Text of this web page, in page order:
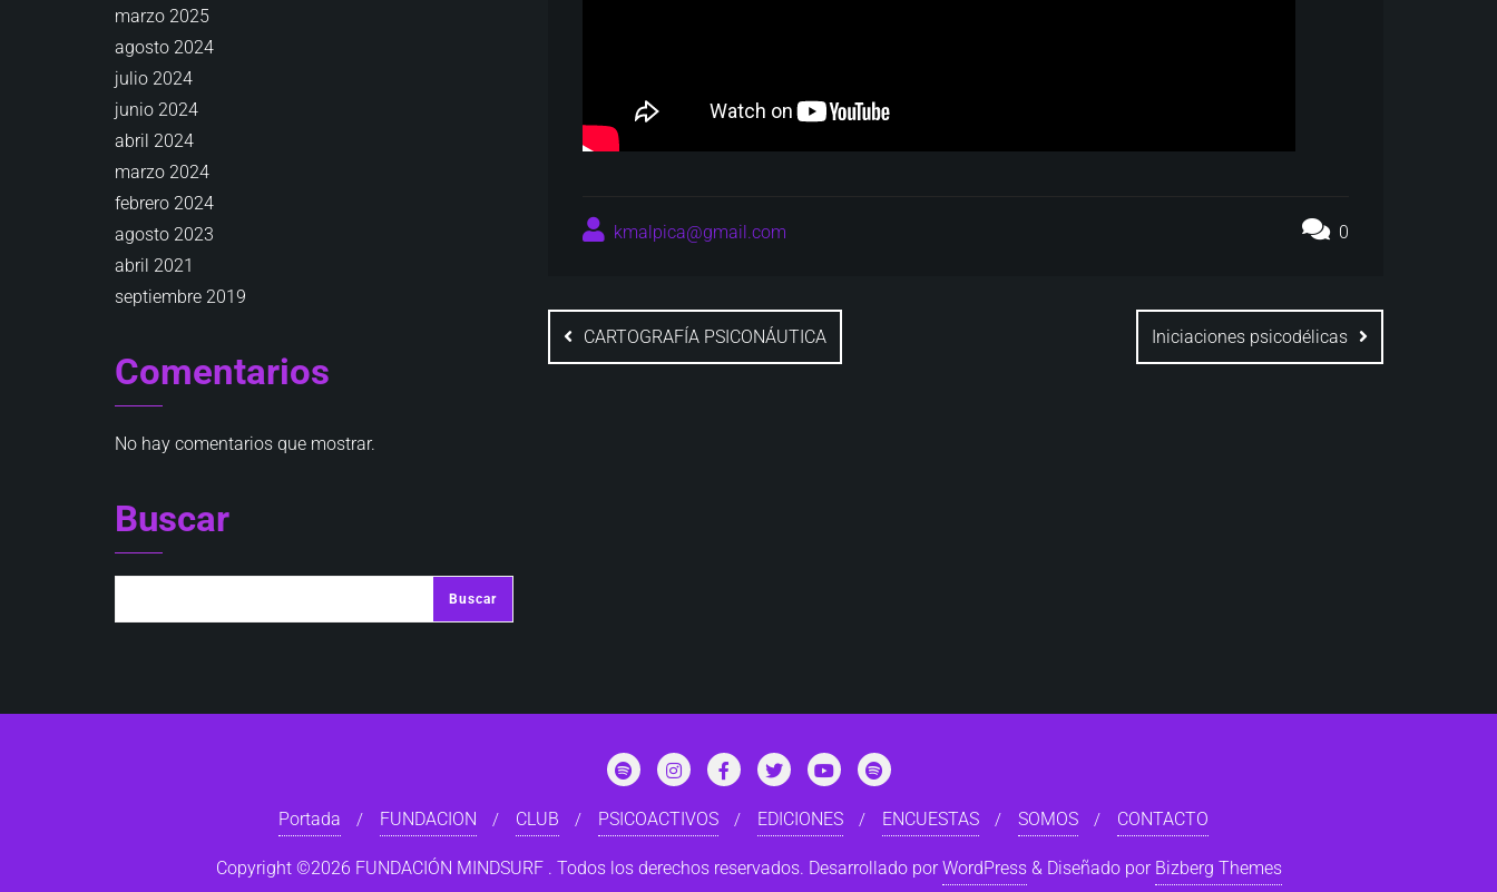
kmalpica@gmail.com 0
Navegación
deCARTOGRAFÍA PSICONÁUTICA Iniciaciones psicodélicas
marzo 2025
agosto 2024
julio 2024
junio 2024
abril 2024
marzo 2024
febrero 2024
agosto 2023
abril 2021
septiembre 2019
Comentarios
No hay comentarios que mostrar.
Buscar
Buscar
Portada FUNDACION CLUB PSICOACTIVOS EDICIONES ENCUESTAS SOMOS CONTACTO
Copyright ©2026 FUNDACIÓN MINDSURF . Todos los derechos reservados. Desarrollado porWordPress & Diseñado por Bizberg Themes